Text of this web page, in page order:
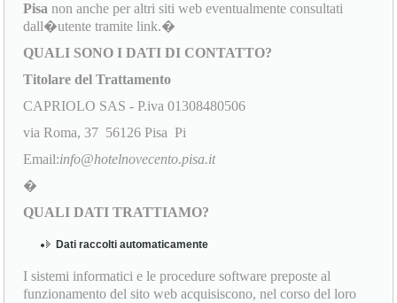
Pisa non anche per altri siti web eventualmente consultati
dall�utente tramite link.�
QUALI SONO I DATI DI CONTATTO?
Titolare del Trattamento
CAPRIOLO SAS - P.iva 01308480506
via Roma, 37 56126 Pisa Pi
Email:info@hotelnovecento.pisa.it
�
QUALI DATI TRATTIAMO?
Dati raccolti automaticamente
I sistemi informatici e le procedure software preposte al
funzionamento del sito web acquisiscono, nel corso del loro